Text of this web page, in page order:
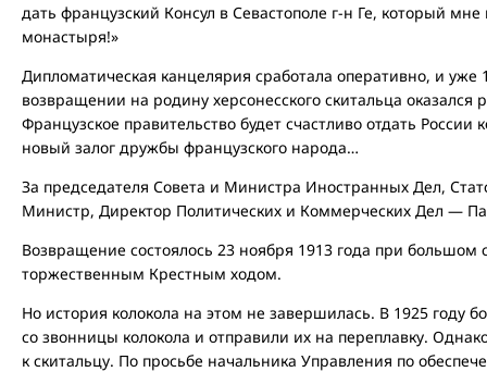
дать французский Консул в Севастополе г-н Ге, который мне
монастыря!»
Дипломатическая канцелярия сработала оперативно, и уже
возвращении на родину херсонесского скитальца
Французское правительство будет счастливо отдать России
новый залог дружбы французского народа…
За председателя Совета и Министра Иностранных Дел,
Министр, Директор Политических и Коммерческих Дел —
Возвращение состоялось 23 ноября 1913 года при большом
торжественным Крестным ходом.
Но история колокола на этом не завершилась. В 1925 году
со звонницы колокола и отправили их на переплавку.
к скитальцу. По просьбе начальника Управления по